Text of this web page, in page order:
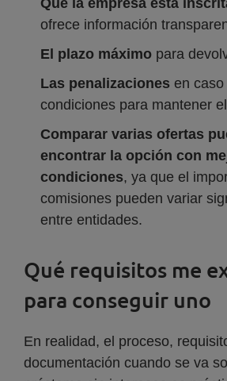
Que la empresa está
ofrece información
El plazo máximo para
Las penalizaciones en
condiciones para mantener
Comparar varias ofertas
encontrar la opción con
condiciones, ya que el
comisiones pueden variar
entre entidades.
Qué requisitos me
para conseguir uno
En realidad, el proceso,
documentación cuando se va